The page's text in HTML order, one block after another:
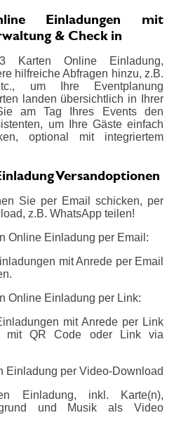
Einladungen mit
& Check in
Karten Online Einladung,
hilfreiche Abfragen hinzu, z.B.
um Ihre Eventplanung
landen übersichtlich in Ihrer
am Tag Ihres Events den
um Ihre Gäste einfach
optional mit integriertem
Versandoptionen
Sie per Email schicken, per
z.B. WhatsApp teilen!
Online Einladung per Email:
mit Anrede per Email
Online Einladung per Link:
mit Anrede per Link
mit QR Code oder Link via
Einladung per Video-Download
Einladung, inkl. Karte(n),
und Musik als Video